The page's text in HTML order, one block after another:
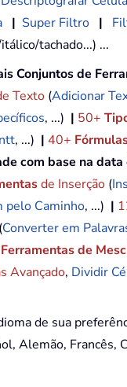
| Super Filtro |
tachado...) ...
Conjuntos de
Texto (Adicionar
, ...) | 50+
, ...) | 40+
com base na
de Inserção (
pelo Caminho, ...) |
(Converter em
Ferramentas de
Avançado, Dividir
de sua
Alemão, Francês,